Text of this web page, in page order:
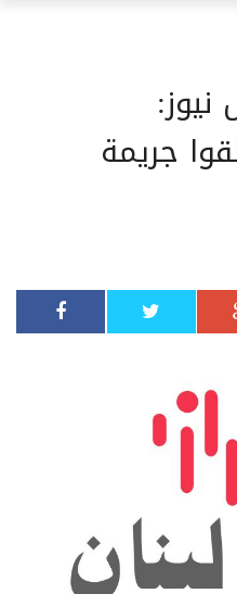
جريمة